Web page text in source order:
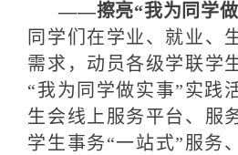
——擦亮“我为同学做
同学们在学业、就业、
需求，动员各级学联学
“我为同学做实事”实践
生会线上服务平台、服
学生事务“一站式”服务